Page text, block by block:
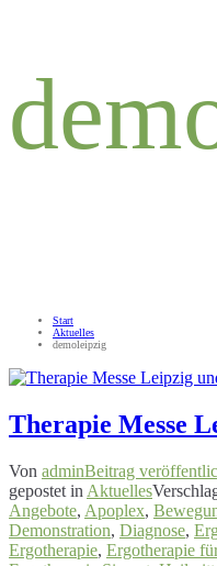
Start
Aktuelles
demoleipzig
Therapie Messe
Von adminBeitrag
gepostet in Aktuelles
Angebote, Apoplex,
Demonstration, Diagnose,
Ergotherapie, Ergotherapie